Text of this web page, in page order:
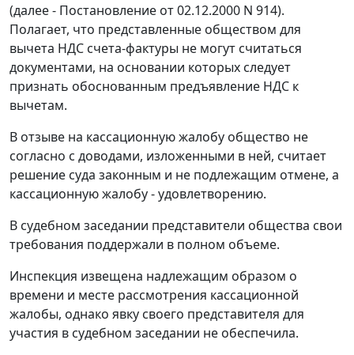
(далее - Постановление от 02.12.2000 N 914).
Полагает, что представленные обществом для
вычета НДС счета-фактуры не могут считаться
документами, на основании которых следует
признать обоснованным предъявление НДС к
вычетам.
В отзыве на кассационную жалобу общество не
согласно с доводами, изложенными в ней, считает
решение суда законным и не подлежащим отмене, а
кассационную жалобу - удовлетворению.
В судебном заседании представители общества свои
требования поддержали в полном объеме.
Инспекция извещена надлежащим образом о
времени и месте рассмотрения кассационной
жалобы, однако явку своего представителя для
участия в судебном заседании не обеспечила.